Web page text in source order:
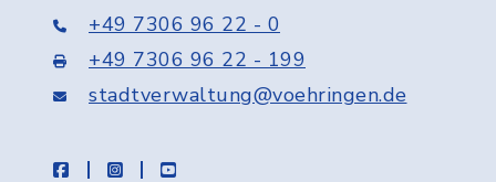
+49 7306 96 22 - 0
+49 7306 96 22 - 199
stadtverwaltung@voehringen.de
facebookinstagramyoutube